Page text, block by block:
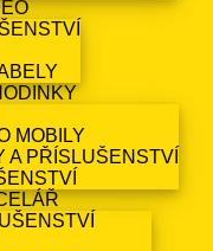
MOBILY
A PŘÍSLUŠENSTVÍ